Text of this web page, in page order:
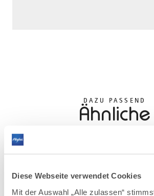
Diese Webseite verwendet Cookies
Mit der Auswahl „Alle zulassen“
DAZU PASSEND
Ähnliche